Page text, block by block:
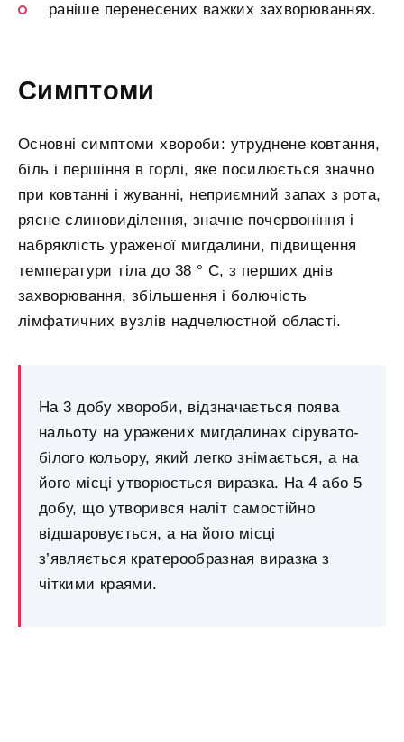
раніше перенесених важких захворюваннях.
Симптоми
Основні симптоми хвороби: утруднене ковтання,
біль і першіння в горлі, яке посилюється значно
при ковтанні і жуванні, неприємний запах з рота,
рясне слиновиділення, значне почервоніння і
набряклість ураженої мигдалини, підвищення
температури тіла до 38 ° С, з перших днів
захворювання, збільшення і болючість
лімфатичних вузлів надчелюстной області.
На 3 добу хвороби, відзначається поява
нальоту на уражених мигдалинах сірувато-
білого кольору, який легко знімається, а на
його місці утворюється виразка. На 4 або 5
добу, що утворився наліт самостійно
відшаровується, а на його місці
з’являється кратерообразная виразка з
чіткими краями.